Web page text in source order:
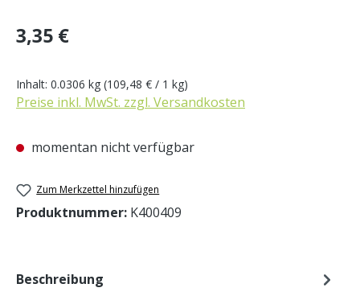
Regulärer Preis:
3,35 €
Inhalt: 0.0306 kg (109,48 € / 1 kg)
Preise inkl. MwSt. zzgl. Versandkosten
momentan nicht verfügbar
Zum Merkzettel hinzufügen
Produktnummer: K400409
Beschreibung